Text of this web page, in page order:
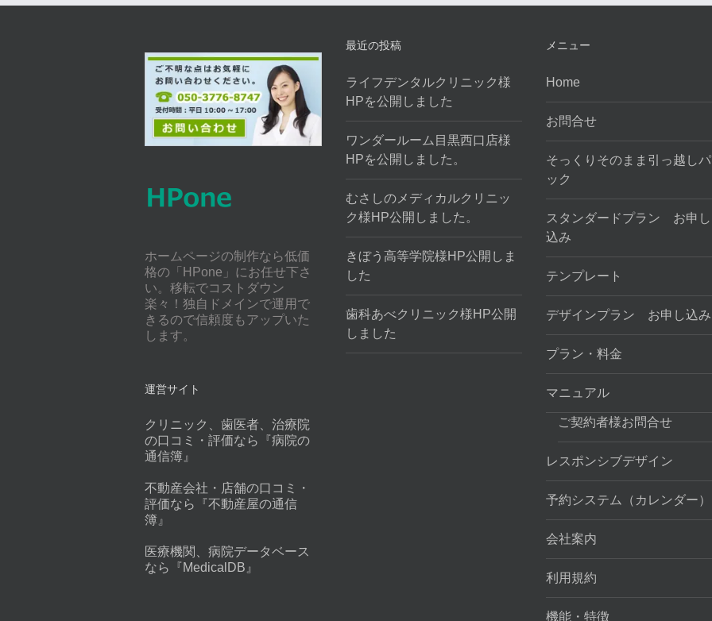
ホームページの制作なら低価
格の「HPone」にお任せ下さ
い。移転でコストダウン
楽々！独自ドメインで運用で
きるので信頼度もアップいた
します。
運営サイト
クリニック、歯医者、治療院
の口コミ・評価なら『病院の
通信簿』
不動産会社・店舗の口コミ・
評価なら『不動産屋の通信
簿』
医療機関、病院データベース
なら『MedicalDB』
最近の投稿
ライフデンタルクリニック様
HPを公開しました
ワンダールーム目黒西口店様
HPを公開しました。
むさしのメディカルクリニッ
ク様HP公開しました。
きぼう高等学院様HP公開しま
した
歯科あべクリニック様HP公開
しました
メニュー
Home
お問合せ
そっくりそのまま引っ越しパ
ック
スタンダードプラン お申し
込み
テンプレート
デザインプラン お申し込み
プラン・料金
マニュアル
ご契約者様お問合せ
レスポンシブデザイン
予約システム（カレンダー）
会社案内
利用規約
機能・特徴